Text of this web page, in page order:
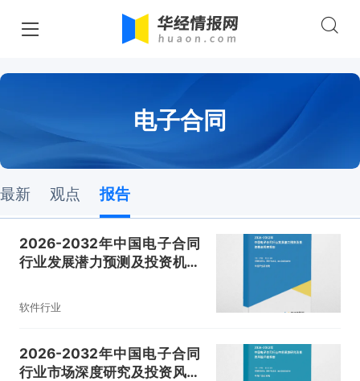
电子合同
最新 观点 报告
2026-2032年中国电子合同
行业发展潜力预测及投资机会
软件行业
2026-2032年中国电子合同
行业市场深度研究及投资风险